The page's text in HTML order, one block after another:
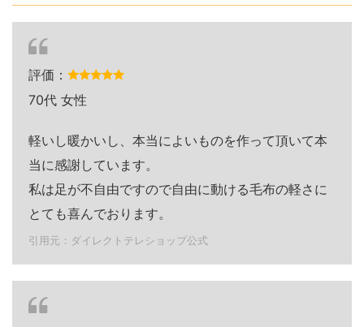
評価：
70代 女性
軽いし暖かいし、本当によいものを作って頂いて本
当に感謝しています。
私は足が不自由ですので自由に動ける毛布の軽さに
とても喜んでおります。
引用元：ダイレクトテレショップ公式